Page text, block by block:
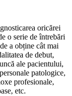
oricărei
o serie de întrebări
a obține cât mai
de debut,
ale pacientului,
patologice,
profesionale,
etc.